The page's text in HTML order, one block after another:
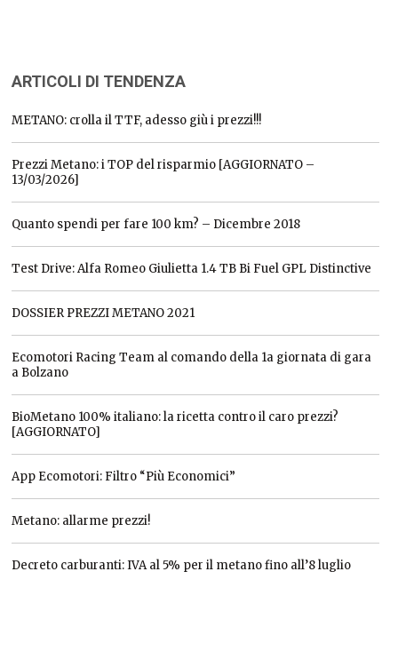
ARTICOLI DI TENDENZA
METANO: crolla il TTF, adesso giù i prezzi!!!
Prezzi Metano: i TOP del risparmio [AGGIORNATO –
13/03/2026]
Quanto spendi per fare 100 km? – Dicembre 2018
Test Drive: Alfa Romeo Giulietta 1.4 TB Bi Fuel GPL Distinctive
DOSSIER PREZZI METANO 2021
Ecomotori Racing Team al comando della 1a giornata di gara
a Bolzano
BioMetano 100% italiano: la ricetta contro il caro prezzi?
[AGGIORNATO]
App Ecomotori: Filtro “Più Economici”
Metano: allarme prezzi!
Decreto carburanti: IVA al 5% per il metano fino all’8 luglio